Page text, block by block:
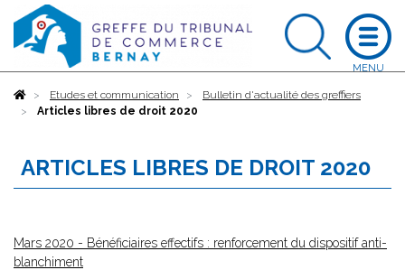
AccueilEtudes et communication
Bulletin d'actualité des greffiers
Articles libres de droit 2020
ARTICLES LIBRES DE DROIT 2020
Mars 2020 - Bénéficiaires effectifs : renforcement du dispositif anti-
blanchiment